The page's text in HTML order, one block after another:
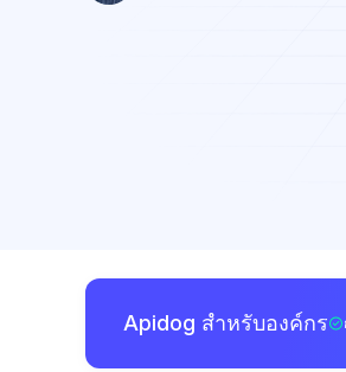
Apidog สำหรับองค์กร